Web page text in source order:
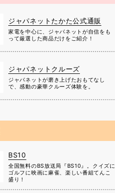
ジャパネットたかた公式通販
家電を中心に、ジャパネットが自信をも
って厳選した商品だけをご紹介！
ジャパネットクルーズ
ジャパネットが磨き上げたおもてなし
で、感動の豪華クルーズ体験を。
BS10
全国無料のBS放送局『BS10』。クイズに
ゴルフに映画に麻雀、楽しい番組てんこ
盛り！